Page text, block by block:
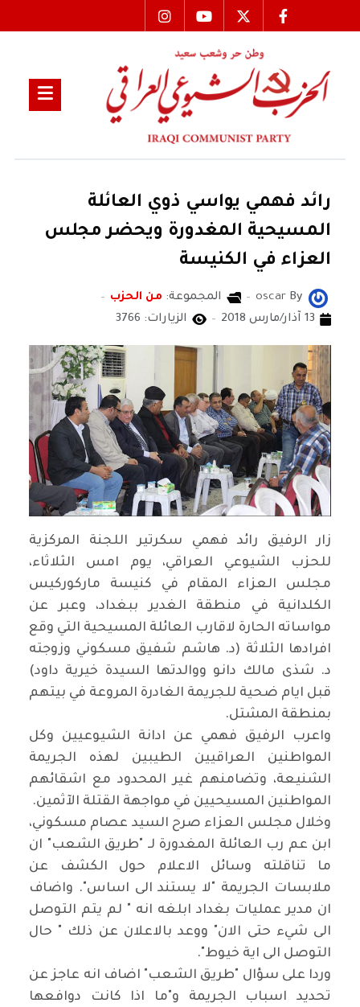
رائد فهمي يواسي ذوي العائلة
المسيحية المغدورة ويحضر مجلس
العزاء في الكنيسة
By
oscar المجموعة: من الحزب
13 آذار/مارس 2018
الزيارات: 3766
زار الرفيق رائد فهمي سكرتير اللجنة المركزية
للحزب الشيوعي العراقي، يوم امس الثلاثاء،
مجلس العزاء المقام في كنيسة ماركوركيس
الكلدانية في منطقة الغدير ببغداد، وعبر عن
مواساته الحارة لاقارب العائلة المسيحية التي وقع
افرادها الثلاثة (د. هاشم شفيق مسكوني وزوجته
د. شذى مالك دانو ووالدتها السيدة خيرية داود)
قبل ايام ضحية للجريمة الغادرة المروعة في بيتهم
بمنطقة المشتل.
واعرب الرفيق فهمي عن ادانة الشيوعيين وكل
المواطنين العراقيين الطيبين لهذه الجريمة
الشنيعة، وتضامنهم غير المحدود مع اشقائهم
المواطنين المسيحيين في مواجهة القتلة الآثمين.
وخلال مجلس العزاء صرح السيد عصام مسكوني،
ابن عم رب العائلة المغدورة لـ "طريق الشعب" ان
ما تناقلته وسائل الاعلام حول الكشف عن
ملابسات الجريمة "لا يستند الى اساس". واضاف
ان مدير عمليات بغداد ابلغه انه " لم يتم التوصل
الى شيء حتى الان" ووعد بالاعلان عن ذلك " حال
التوصل الى اية خيوط".
وردا على سؤال "طريق الشعب" اضاف انه عاجز عن
تحديد اسباب الجريمة و"ما اذا كانت دوافعها